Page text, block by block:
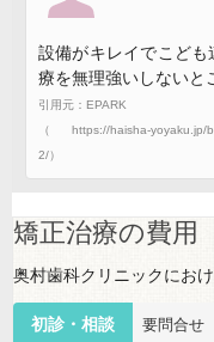
設備がキレイでこど
療を無理強いしないと
引用元：EPARK
（https://haisha-yoyaku.jp/
2/）
矯正治療の費用
奥村歯科クリニックにお
初診・相談 要問合せ